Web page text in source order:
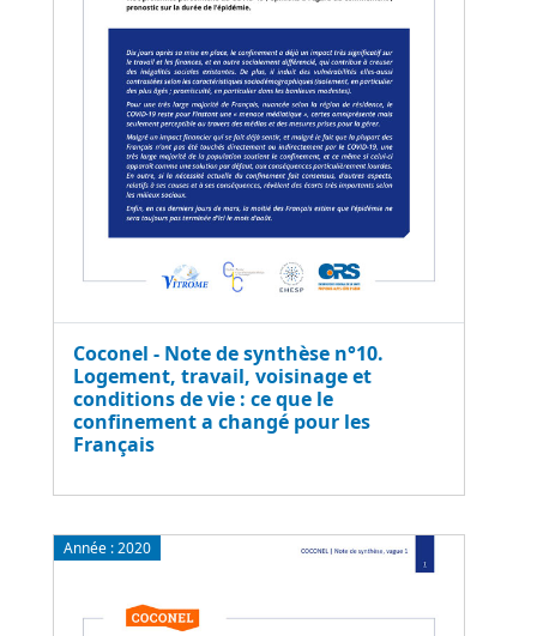
Coconel - Note de synthèse n°10.
Logement, travail, voisinage et
conditions de vie : ce que le
confinement a changé pour les
Français
Année :2020